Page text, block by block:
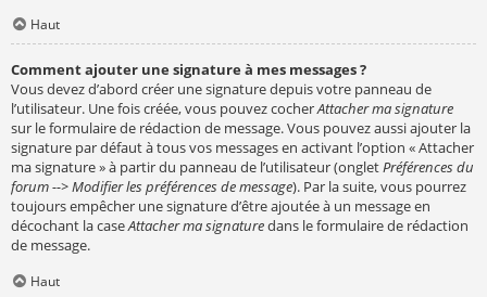
Haut
Comment ajouter une signature à mes messages ?
Vous devez d’abord créer une signature depuis votre panneau de
l’utilisateur. Une fois créée, vous pouvez cocherAttacher ma signature
sur le formulaire de rédaction de message. Vous pouvez aussi ajouter la
signature par défaut à tous vos messages en activant l’option « Attacher
ma signature » à partir du panneau de l’utilisateur (ongletPréférences du
forum --> Modifier les préférences de message). Par la suite, vous pourrez
toujours empêcher une signature d’être ajoutée à un message en
décochant la caseAttacher ma signaturedans le formulaire de rédaction
de message.
Haut